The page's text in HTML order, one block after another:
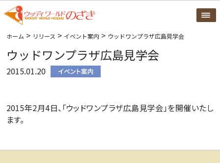
ホーム > リリース > イベント案内 > ウッドワンプラザ広島見学会
ウッドワンプラザ広島見学会
2015.01.20
2015年2月4日、「ウッドワンプラザ広島見学会」を開催いたし
ます。